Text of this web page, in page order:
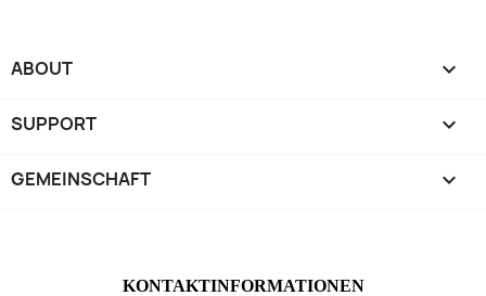
ABOUT 
SUPPORT 
GEMEINSCHAFT 
KONTAKTINFORMATIONEN